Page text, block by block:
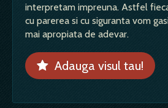
interpretam impreuna. Astfel
cu parerea si cu siguranta vom
mai apropiata de adevar.
Adauga visul tau!